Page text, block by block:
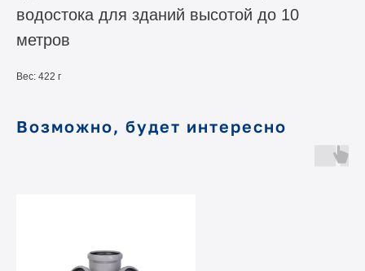
водостока для зданий высотой до 10
метров
Вес: 422 г
Возможно, будет интересно